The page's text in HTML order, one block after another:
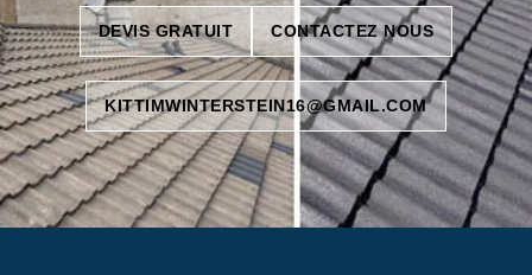
DEVIS GRATUIT CONTACTEZ NOUS
KITTIMWINTERSTEIN16@GMAIL.COM